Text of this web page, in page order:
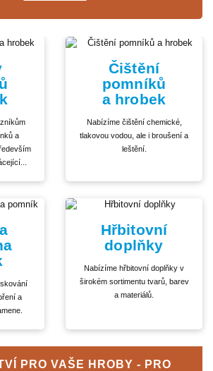
a
Čištění
pomníků
a hrobek
Nabízíme čištění chemické,
tlakovou vodou, ale i broušení a
leštění.
a
Hřbitovní
doplňky
Nabízíme hřbitovní doplňky v
širokém sortimentu tvarů, barev
a materiálů.
PRO VAŠE HROBY - PRO